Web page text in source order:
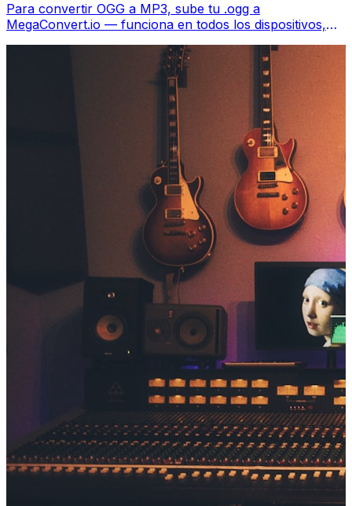
Para convertir OGG a MP3, sube tu .ogg a
MegaConvert.io — funciona en todos los dispositivos,